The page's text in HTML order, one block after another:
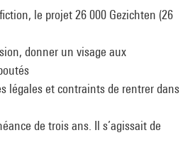
le projet 26 000 Gezichten (26
donner un visage aux
légales et contraints de rentrer dans
de trois ans. Il s’agissait de